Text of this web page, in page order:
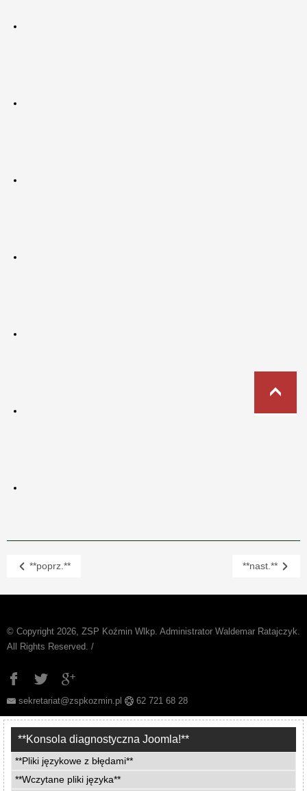
**poprz.** **nast.**
© Copyright 2026, ZSP Koźmin Wlkp. Administrator Waldemar Ratajczyk.
All Rights Reserved. /
sekretariat@zspkozmin.pl 62 721 68 28
**Konsola diagnostyczna Joomla!**
**Pliki językowe z błędami**
**Wczytane pliki języka**